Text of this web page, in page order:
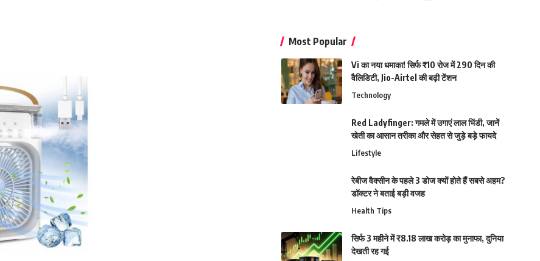
Most Popular
Vi का नया धमाका! सिर्फ ₹10 रोज में 290 दिन की
वैलिडिटी, Jio-Airtel की बढ़ी टेंशन
Technology
Red Ladyfinger: गमले में उगाएं लाल भिंडी, जानें
खेती का आसान तरीका और सेहत से जुड़े बड़े फायदे
Lifestyle
रेबीज वैक्सीन के पहले 3 डोज क्यों होते हैं सबसे अहम?
डॉक्टर ने बताई बड़ी वजह
Health Tips
सिर्फ 3 महीने में ₹8.18 लाख करोड़ का मुनाफा, दुनिया
देखती रह गई